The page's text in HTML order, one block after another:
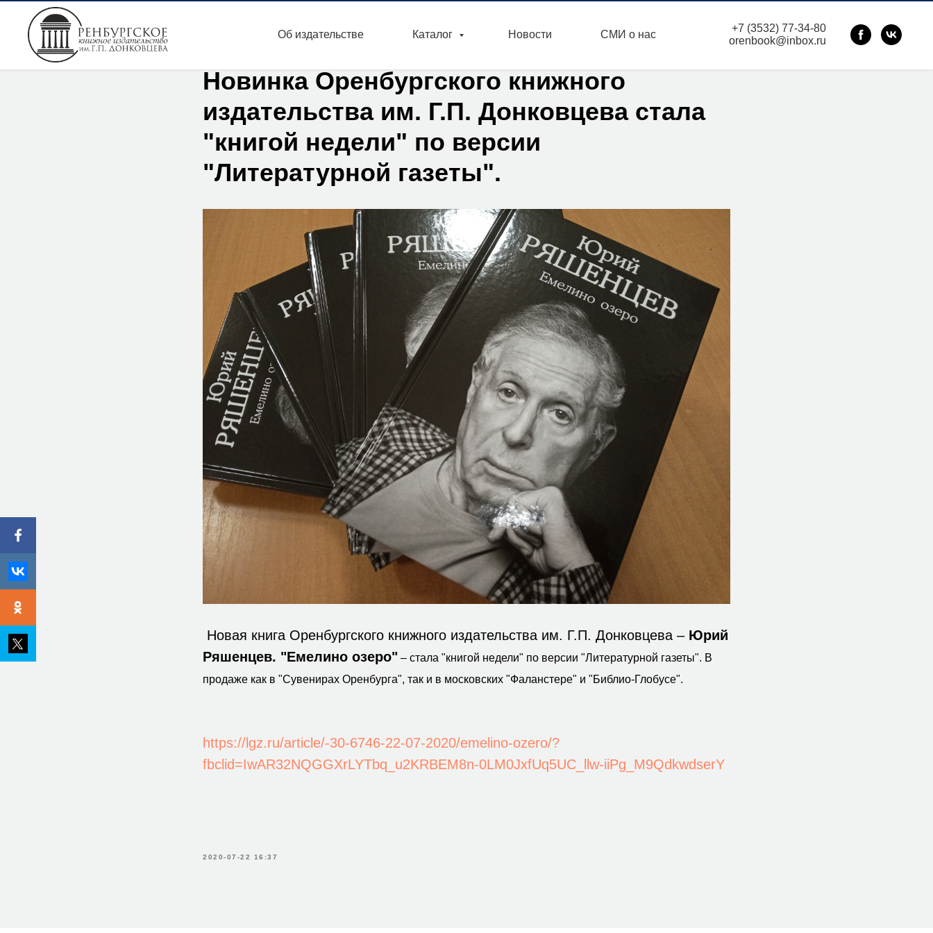
Об издательстве Каталог Новости СМИ о нас
+7 (3532) 77-34-80
orenbook@inbox.ru
Новинка Оренбургского книжного
издательства им. Г.П. Донковцева стала
"книгой недели" по версии
"Литературной газеты".
Новая книга Оренбургского книжного издательства им. Г.П. Донковцева – Юрий
Ряшенцев. "Емелино озеро" – стала "книгой недели" по версии "Литературной газеты". В
продаже как в "Сувенирах Оренбурга", так и в московских "Фаланстере" и "Библио-Глобусе".
https://lgz.ru/article/-30-6746-22-07-2020/emelino-ozero/?
fbclid=IwAR32NQGGXrLYTbq_u2KRBEM8n-0LM0JxfUq5UC_llw-iiPg_M9QdkwdserY
2020-07-22 16:37